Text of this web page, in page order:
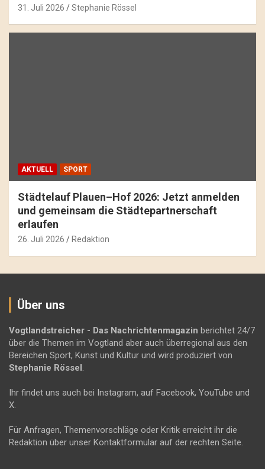
31. Juli 2026 Stephanie Rössel
AKTUELL SPORT
Städtelauf Plauen–Hof 2026: Jetzt anmelden
und gemeinsam die Städtepartnerschaft
erlaufen
26. Juli 2026 Redaktion
Über uns
Vogtlandstreicher - Das Nachrichtenmagazin berichtet 24/7
über die Themen im Vogtland aber auch überregional aus den
Bereichen Sport, Kunst und Kultur und wird produziert von
Stephanie Rössel.
Ihr findet uns auch bei Instagram, auf Facebook, YouTube und
X.
Für Anfragen, Themenvorschläge oder Kritik erreicht ihr die
Redaktion über unser Kontaktformular auf der rechten Seite.